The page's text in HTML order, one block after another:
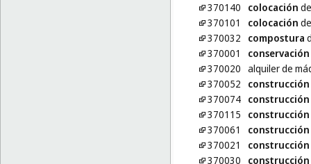
370140
colocación
370101
colocación
370032
compostura
370001
conservación
370020 alquiler de
370052
construcción
370074 construcción
370115
construcción
370061
construcción
370021
construcción
370030
construcción